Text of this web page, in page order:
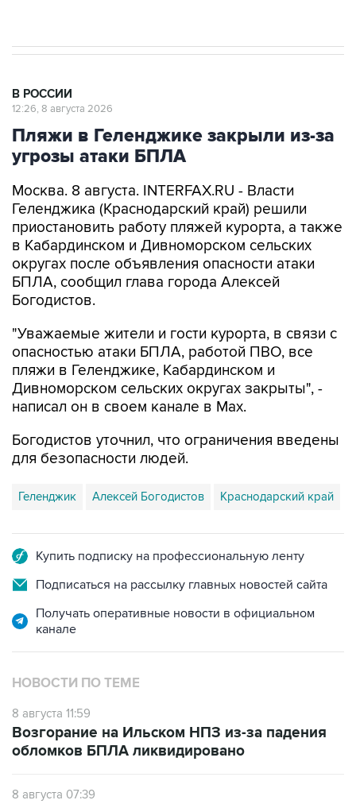
В РОССИИ
12:26, 8 августа 2026
Пляжи в Геленджике закрыли из-за
угрозы атаки БПЛА
Москва. 8 августа. INTERFAX.RU - Власти
Геленджика (Краснодарский край) решили
приостановить работу пляжей курорта, а также
в Кабардинском и Дивноморском сельских
округах после объявления опасности атаки
БПЛА, сообщил глава города Алексей
Богодистов.
"Уважаемые жители и гости курорта, в связи с
опасностью атаки БПЛА, работой ПВО, все
пляжи в Геленджике, Кабардинском и
Дивноморском сельских округах закрыты", -
написал он в своем канале в Max.
Богодистов уточнил, что ограничения введены
для безопасности людей.
Геленджик Алексей Богодистов Краснодарский край
Купить подписку на профессиональную ленту
Подписаться на рассылку главных новостей сайта
Получать оперативные новости в официальном
канале
НОВОСТИ ПО ТЕМЕ
8 августа 11:59
Возгорание на Ильском НПЗ из-за падения
обломков БПЛА ликвидировано
8 августа 07:39